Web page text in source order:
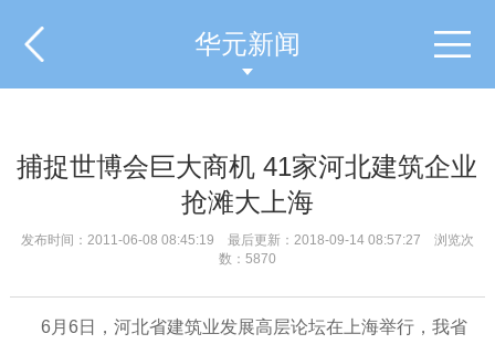
华元新闻
捕捉世博会巨大商机 41家河北建筑企业
抢滩大上海
发布时间：2011-06-08 08:45:19 最后更新：2018-09-14 08:57:27 浏览次
数：5870
6月6日，河北省建筑业发展高层论坛在上海举行，我省